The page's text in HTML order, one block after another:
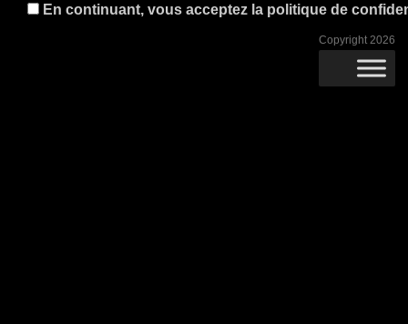
En continuant, vous acceptez la politique de
Copyright 2026